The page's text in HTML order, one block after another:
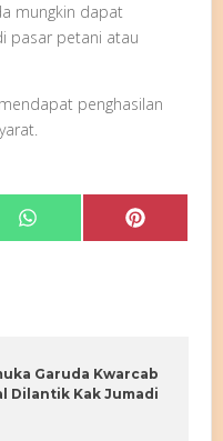
mungkin dapat
pasar petani atau
penghasilan
Share
on
WhatsApp Share
on
Pinterest
Garuda Kwarcab
Dilantik Kak Jumadi